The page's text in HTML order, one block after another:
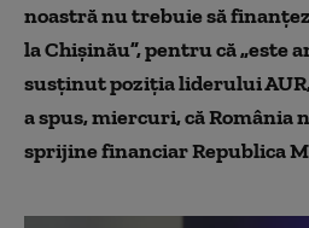
noastră nu trebuie să
la Chișinău”, pentru că „este
susținut poziția liderului
a spus, miercuri, că România
sprijine financiar Republica